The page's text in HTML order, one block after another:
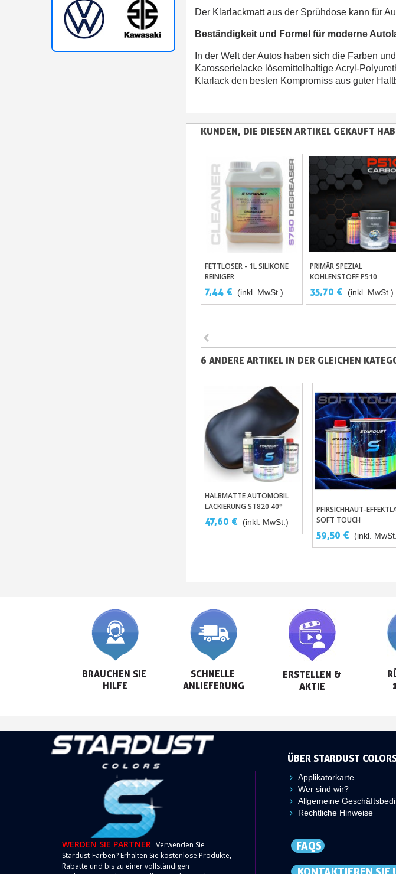
Der Klarlackmatt aus der Sprühdose kann für
Beständigkeit und Formel für moderne
In der Welt der Autos haben sich die Farben
Karosserielacke lösemittelhaltige Acryl-
Klarlack den besten Kompromiss aus guter
KUNDEN, DIE DIESEN ARTIKEL GEKAUFT
In Den Warenkorb
FETTLÖSER - 1L SILIKONE
REINIGER
7,44 € (inkl. MwSt.)
In Den Warenkorb
PRIMÄR SPEZIAL
KOHLENSTOFF P510
35,70 € (inkl. MwSt.)
6 ANDERE ARTIKEL IN DER GLEICHEN
In Den Warenkorb
HALBMATTE AUTOMOBIL
LACKIERUNG ST820 40°
47,60 € (inkl. MwSt.)
In Den Warenkorb
PFIRSICHHAUT-
SOFT TOUCH
59,50 € (inkl.
BRAUCHEN SIE
HILFE
SCHNELLE
ANLIEFERUNG
ERSTELLEN &
AKTIE
WERDEN SIE PARTNER Verwenden Sie
Stardust-Farben? Erhalten Sie kostenlose Produkte,
Rabatte und bis zu einer vollständigen
ÜBER STARDUST
Applikatorkarte
Wer sind wir?
Allgemeine
Rechtliche Hinweise
FAQS